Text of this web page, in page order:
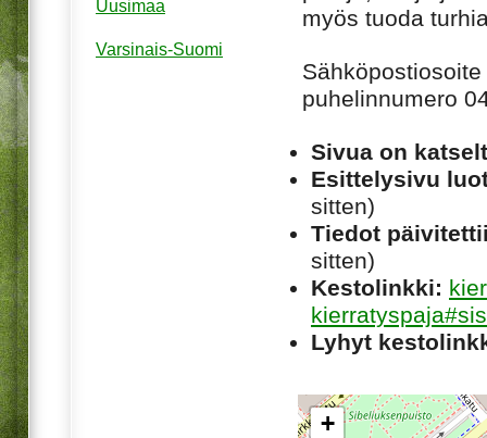
myös tuoda
puhelinnumero
Sivua on
Esittelysivu
sitten)
Tiedot
sitten)
Kestolinkki:
Lyhyt
+
Uusimaa
Varsinais-Suomi